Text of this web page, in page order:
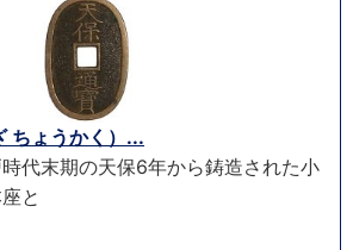
ちょうかく）...
代末期の天保6年から鋳造された小
と